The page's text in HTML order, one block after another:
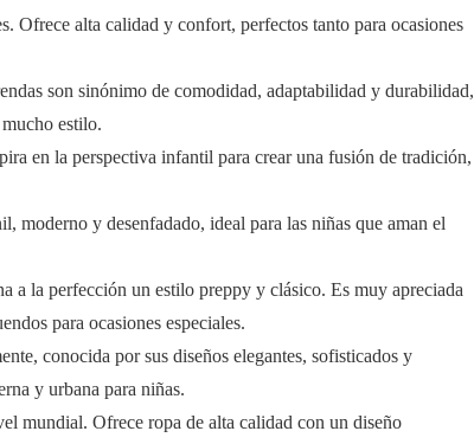
Ofrece alta calidad y confort, perfectos tanto para ocasiones
son sinónimo de comodidad, adaptabilidad y durabilidad,
estilo.
en la perspectiva infantil para crear una fusión de tradición,
moderno y desenfadado, ideal para las niñas que aman el
a la perfección un estilo preppy y clásico. Es muy apreciada
para ocasiones especiales.
conocida por sus diseños elegantes, sofisticados y
y urbana para niñas.
mundial. Ofrece ropa de alta calidad con un diseño